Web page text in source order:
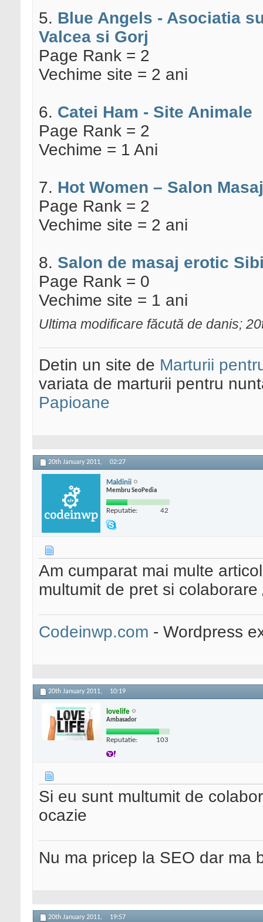
5. Blue Angels - Asociatia
Valcea si Gorj
Page Rank = 2
Vechime site = 2 ani
6. Catei Ham - Site Animale
Page Rank = 2
Vechime = 1 Ani
7. Hot Women – Salon
Page Rank = 2
Vechime site = 2 ani
8. Salon de masaj erotic
Page Rank = 0
Vechime site = 1 ani
Ultima modificare făcută de danis;
Detin un site de Marturii
variata de marturii pentru
Papioane
20th January 2011, 02:27
Maldinii
Membru SeoPedia
Reputatie: 42
Am cumparat mai multe
multumit de pret si colaborare
Codeinwp.com - Wordpress
20th January 2011, 10:19
lovelife
Ambasador
Reputatie: 103
Si eu sunt multumit de
ocazie
Nu ma pricep la SEO dar ma
20th January 2011, 19:57